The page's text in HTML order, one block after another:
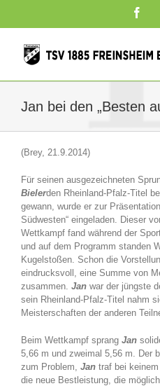
Jan bei den „Besten
(Brey, 21.9.2014)
Für seinen ausgezeichneten
Bielerden Rheinland-Pfalz-Titel
gewann, wurde er zur
Südwesten“ eingeladen. Dieser
Wettkampf fand während der
und auf dem Programm standen
Kugelstoßen. Schon die
eindrucksvoll, eine Summe von
zusammen. Jan war der jüngste
sein Rheinland-Pfalz-Titel nahm
Meisterschaften der anderen
Beim Wettkampf sprang Jan
5,66 m und zweimal 5,56 m. Der
zum Problem, Jan traf bei
die neue Bestleistung, die